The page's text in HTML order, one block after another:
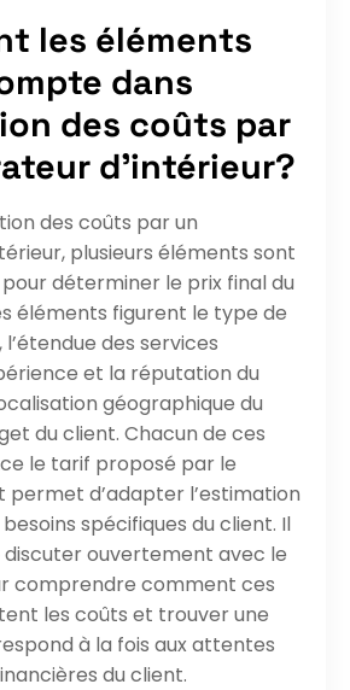
les éléments
dans
des coûts par
d’intérieur?
des coûts par un
plusieurs éléments sont
déterminer le prix final du
éléments figurent le type de
des services
et la réputation du
géographique du
du client. Chacun de ces
le tarif proposé par le
permet d’adapter l’estimation
spécifiques du client. Il
discuter ouvertement avec le
comprendre comment ces
les coûts et trouver une
à la fois aux attentes
du client.